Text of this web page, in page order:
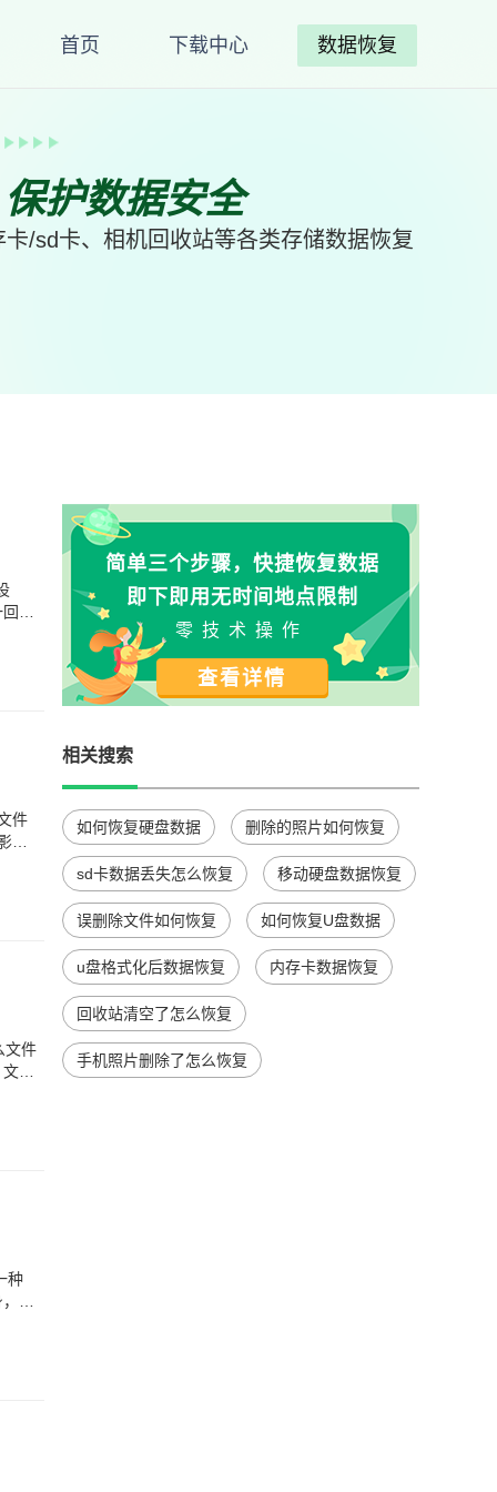
首页 下载中心 数据恢复
护数据安全
/sd卡、相机回收站等各类存储数据恢复
件
响
文件
文
种
并
简单三个步骤，快捷恢复数据
即下即用无时间地点限制
零技术操作
查看详情
相关搜索
如何恢复硬盘数据 删除的照片如何恢复
sd卡数据丢失怎么恢复 移动硬盘数据恢复
误删除文件如何恢复 如何恢复U盘数据
u盘格式化后数据恢复 内存卡数据恢复
回收站清空了怎么恢复
手机照片删除了怎么恢复